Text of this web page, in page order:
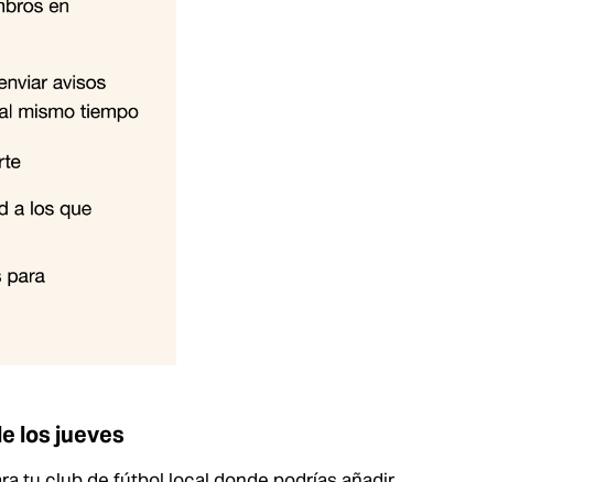
los jueves